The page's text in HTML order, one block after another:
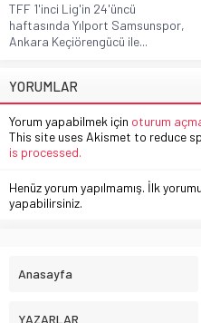
TFF 1'inci Lig'in 24'üncü
haftasında Yılport Samsunspor,
Ankara Keçiörengücü ile...
YORUMLAR
Yorum yapabilmek için oturum
This site uses Akismet to reduce
is processed.
Henüz yorum yapılmamış. İlk
yapabilirsiniz.
Anasayfa
YAZARLAR